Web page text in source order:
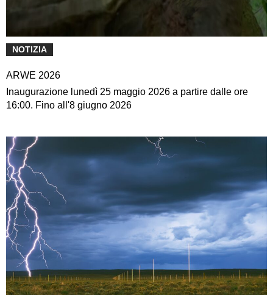
NOTIZIA
ARWE 2026
Inaugurazione lunedì 25 maggio 2026 a partire dalle ore
16:00. Fino all'8 giugno 2026